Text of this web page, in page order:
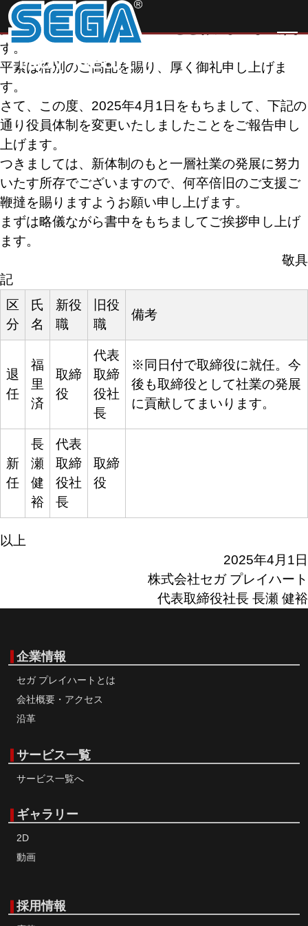
代表取締役社長交代のお知らせ
拝啓 時下ますますご清栄のこととお慶び申し上げま
す。
平素は格別のご高配を賜り、厚く御礼申し上げま
す。
さて、この度、2025年4月1日をもちまして、下記の
通り役員体制を変更いたしましたことをご報告申し
上げます。
つきましては、新体制のもと一層社業の発展に努力
いたす所存でございますので、何卒倍旧のご支援ご
鞭撻を賜りますようお願い申し上げます。
まずは略儀ながら書中をもちましてご挨拶申し上げ
ます。
敬具
記
区
分
氏
名
新役
職
旧役
職
備考
退
任
福
里
済
取締
役
代表
取締
役社
長
※同日付で取締役に就任。今
後も取締役として社業の発展
に貢献してまいります。
新
任
長
瀬
健
裕
代表
取締
役社
長
取締
役
以上
2025年4月1日
株式会社セガ プレイハート
代表取締役社長 長瀬 健裕
企業情報
セガ プレイハートとは
会社概要・アクセス
沿革
サービス一覧
サービス一覧へ
ギャラリー
2D
動画
採用情報